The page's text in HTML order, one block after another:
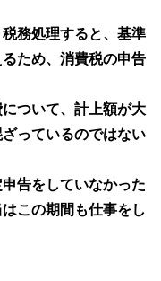
務処理すると、基準
ため、消費税の申告
ついて、計上額が大
っているのではない
告をしていなかった
この期間も仕事をし